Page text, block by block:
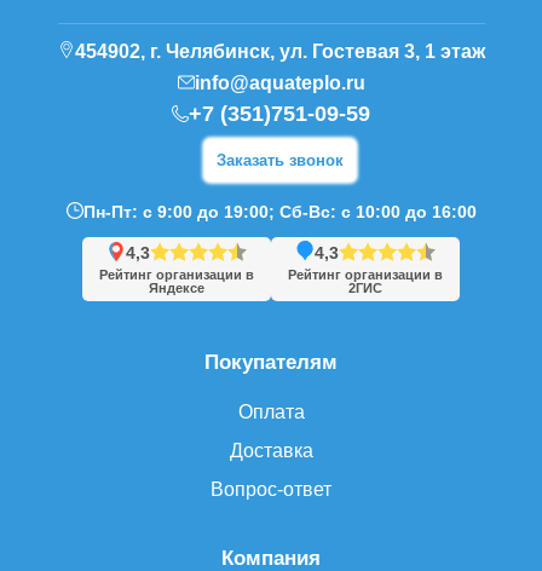
Компания
Покупателям
Оплата
Доставка
Вопрос-ответ
454902, г. Челябинск, ул. Гостевая 3, 1 этаж
info@aquateplo.ru
+7 (351)751-09-59
Заказать звонок
Пн-Пт: с 9:00 до 19:00; Сб-Вс: с 10:00 до 16:00
4,3
Рейтинг организации в
Яндексе
4,3
Рейтинг организации в
2ГИС